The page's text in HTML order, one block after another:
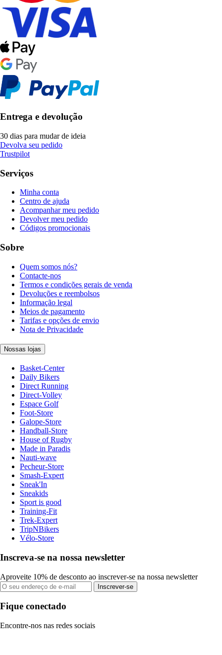
Entrega e devolução
30 dias para mudar de ideia
Devolva seu pedido
Trustpilot
Serviços
Minha conta
Centro de ajuda
Acompanhar meu pedido
Devolver meu pedido
Códigos promocionais
Sobre
Quem somos nós?
Contacte-nos
Termos e condições gerais de venda
Devoluções e reembolsos
Informação legal
Meios de pagamento
Tarifas e opções de envio
Nota de Privacidade
Nossas lojas
Basket-Center
Daily Bikers
Direct Running
Direct-Volley
Espace Golf
Foot-Store
Galope-Store
Handball-Store
House of Rugby
Made in Paradis
Nauti-wave
Pecheur-Store
Smash-Expert
Sneak'In
Sneakids
Sport is good
Training-Fit
Trek-Expert
TripNBikers
Vélo-Store
Inscreva-se na nossa newsletter
Aproveite 10% de desconto ao inscrever-se na nossa newsletter
Inscrever-se
Fique conectado
Encontre-nos nas redes sociais